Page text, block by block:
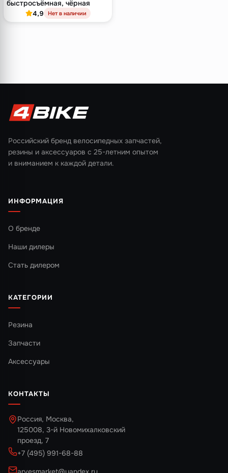
быстросъёмная, чёрная
4,9 Нет в наличии
Российский бренд велосипедных запчастей,
резины и аксессуаров с 25-летним опытом
и вниманием к каждой детали.
ИНФОРМАЦИЯ
О бренде
Наши дилеры
Стать дилером
КАТЕГОРИИ
Резина
Запчасти
Аксессуары
КОНТАКТЫ
Россия, Москва,
125008, 3-й Новомихалковский
проезд, 7
+7 (495) 991-68-88